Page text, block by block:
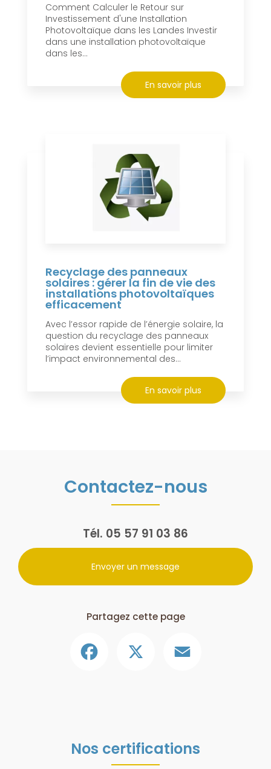
Comment Calculer le Retour sur
Investissement d'une Installation
Photovoltaïque dans les Landes Investir
dans une installation photovoltaïque
dans les...
En savoir plus
Recyclage des panneaux
solaires : gérer la fin de vie des
installations photovoltaïques
efficacement
Avec l’essor rapide de l’énergie solaire, la
question du recyclage des panneaux
solaires devient essentielle pour limiter
l’impact environnemental des...
En savoir plus
Contactez-nous
Tél. 05 57 91 03 86
Envoyer un message
Partagez cette page
Nos certifications